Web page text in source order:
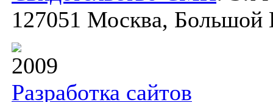
127051 Москва, Большой
2009
Разработка сайтов